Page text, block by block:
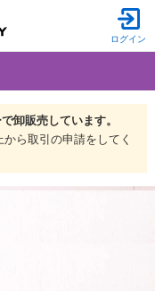
ログイン
卸販売しています。
ら取引の申請をしてく